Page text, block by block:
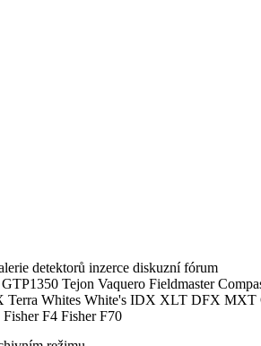
detektorů inzerce diskuzní fórum
Tejon Vaquero Fieldmaster
Whites White's IDX XLT DFX MXT
F4 Fisher F70